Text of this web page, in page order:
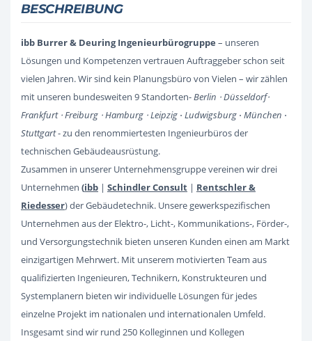
BESCHREIBUNG
ibb Burrer & Deuring Ingenieurbürogruppe – unseren
Lösungen und Kompetenzen vertrauen Auftraggeber schon seit
vielen Jahren. Wir sind kein Planungsbüro von Vielen – wir zählen
mit unseren bundesweiten 9 Standorten-Berlin ⋅Düsseldorf⋅
Frankfurt ⋅ Freiburg ⋅ Hamburg ⋅ Leipzig ⋅ Ludwigsburg ⋅ München ⋅
Stuttgart- zu den renommiertesten Ingenieurbüros der
technischen Gebäudeausrüstung.
Zusammen in unserer Unternehmensgruppe vereinen wir drei
Unternehmen (ibb | Schindler Consult | Rentschler &
Riedesser) der Gebäudetechnik. Unsere gewerkspezifischen
Unternehmen aus der Elektro-, Licht-, Kommunikations-, Förder-,
und Versorgungstechnik bieten unseren Kunden einen am Markt
einzigartigen Mehrwert. Mit unserem motivierten Team aus
qualifizierten Ingenieuren, Technikern, Konstrukteuren und
Systemplanern bieten wir individuelle Lösungen für jedes
einzelne Projekt im nationalen und internationalen Umfeld.
Insgesamt sind wir rund 250 Kolleginnen und Kollegen